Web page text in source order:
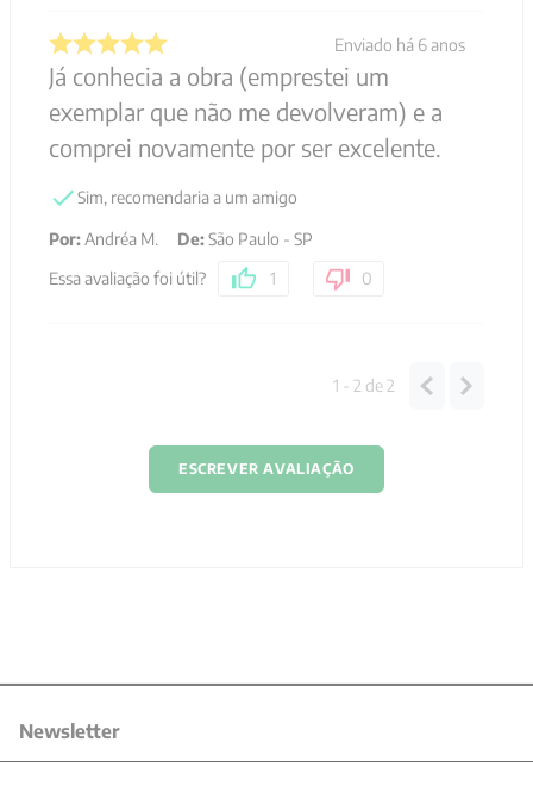
Enviado há 6 anos
Já conhecia a obra (emprestei um
exemplar que não me devolveram) e a
comprei novamente por ser excelente.
Sim, recomendaria a um amigo
Por:Andréa M. De:São Paulo - SP
Essa avaliação foi útil?
1 0
1 - 2 de2
ESCREVER AVALIAÇÃO
Newsletter